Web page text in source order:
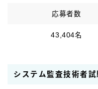
応募者数
43,404名
システム監査技術者